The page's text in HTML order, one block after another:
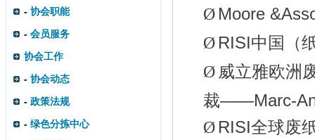
- 协会职能
- 会员服务
协会工作
- 协会动态
- 政策法规
- 绿色分拣中心
Ø Moore
Ø RISI中国（
Ø 威立雅欧洲
裁——Marc-
Ø RISI全球废